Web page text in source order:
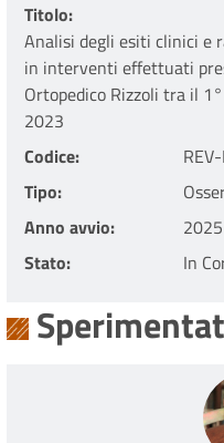
Titolo
Analisi degli esiti clinici e
in interventi effettuati
Ortopedico Rizzoli tra il
2023
Codice
Tipo
Anno avvio
2025
Stato
In